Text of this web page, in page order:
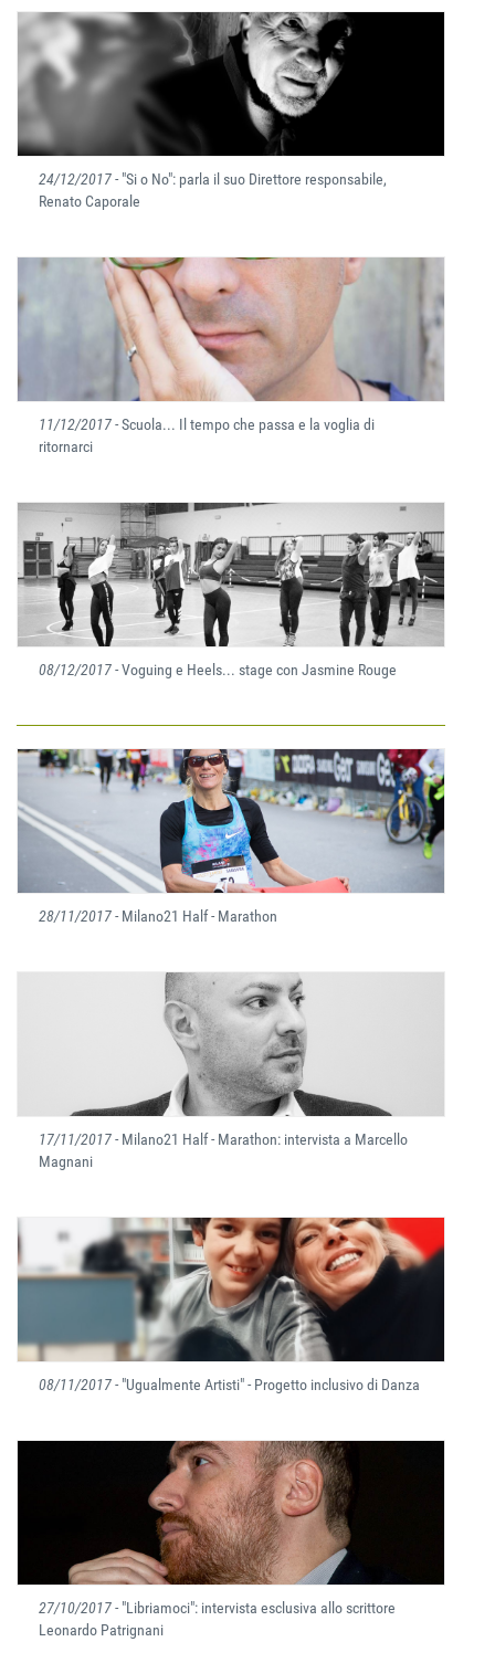
24/12/2017- "Si o No": parla il suo Direttore responsabile,
Renato Caporale
11/12/2017- Scuola... Il tempo che passa e la voglia di
ritornarci
08/12/2017- Voguing e Heels... stage con Jasmine Rouge
28/11/2017- Milano21 Half - Marathon
17/11/2017- Milano21 Half - Marathon: intervista a Marcello
Magnani
08/11/2017- "Ugualmente Artisti" - Progetto inclusivo di Danza
27/10/2017- "Libriamoci": intervista esclusiva allo scrittore
Leonardo Patrignani